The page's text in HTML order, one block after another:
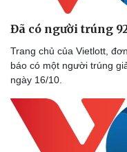
Đã có người trúng
Trang chủ của Vietlott,
báo có một người trúng
ngày 16/10.